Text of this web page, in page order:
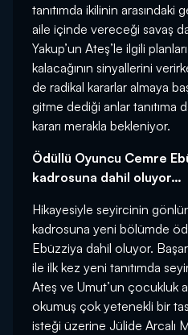
tanıtımda ikilinin arasındaki
aile içinde vereceği savaş
Yakup’un Ateş’le ilgili
kalacağının sinyallerini
de radikal kararlar almaya
gitme dediği anlar tanıtıma
kararı merakla bekleniyor.
Ödüllü Oyuncu Cemre
kadrosuna dahil oluyor…
Hikayesiyle seyircinin
kadrosuna yeni bölümde
Ebüzziya dahil oluyor.
ile ilk kez yeni tanıtımda
Ateş ve Umut’un çocukluk
okumuş çok yetenekli bir
isteği üzerine Jülide Arcalı